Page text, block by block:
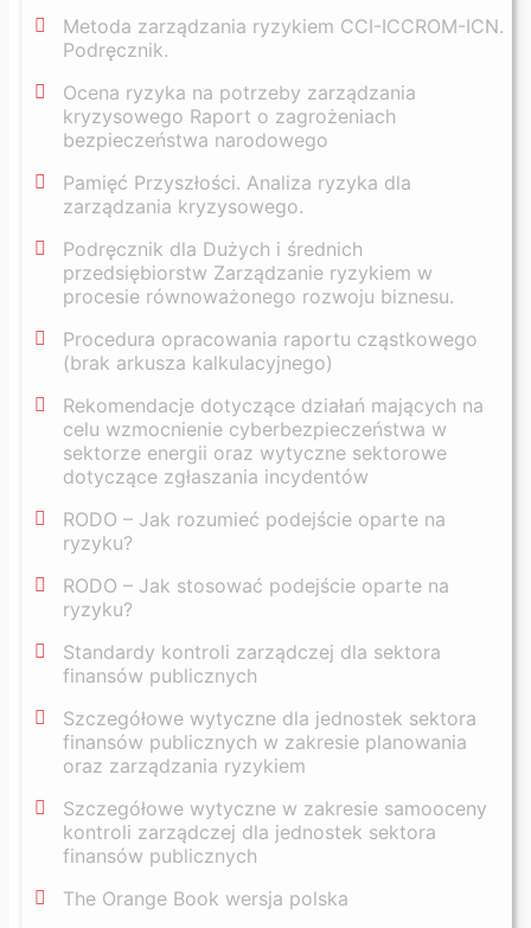
Metoda zarządzania ryzykiem CCI-ICCROM-ICN.
Podręcznik.
Ocena ryzyka na potrzeby zarządzania
kryzysowego Raport o zagrożeniach
bezpieczeństwa narodowego
Pamięć Przyszłości. Analiza ryzyka dla
zarządzania kryzysowego.
Podręcznik dla Dużych i średnich
przedsiębiorstw Zarządzanie ryzykiem w
procesie równoważonego rozwoju biznesu.
Procedura opracowania raportu cząstkowego
(brak arkusza kalkulacyjnego)
Rekomendacje dotyczące działań mających na
celu wzmocnienie cyberbezpieczeństwa w
sektorze energii oraz wytyczne sektorowe
dotyczące zgłaszania incydentów
RODO – Jak rozumieć podejście oparte na
ryzyku?
RODO – Jak stosować podejście oparte na
ryzyku?
Standardy kontroli zarządczej dla sektora
finansów publicznych
Szczegółowe wytyczne dla jednostek sektora
finansów publicznych w zakresie planowania
oraz zarządzania ryzykiem
Szczegółowe wytyczne w zakresie samooceny
kontroli zarządczej dla jednostek sektora
finansów publicznych
The Orange Book wersja polska